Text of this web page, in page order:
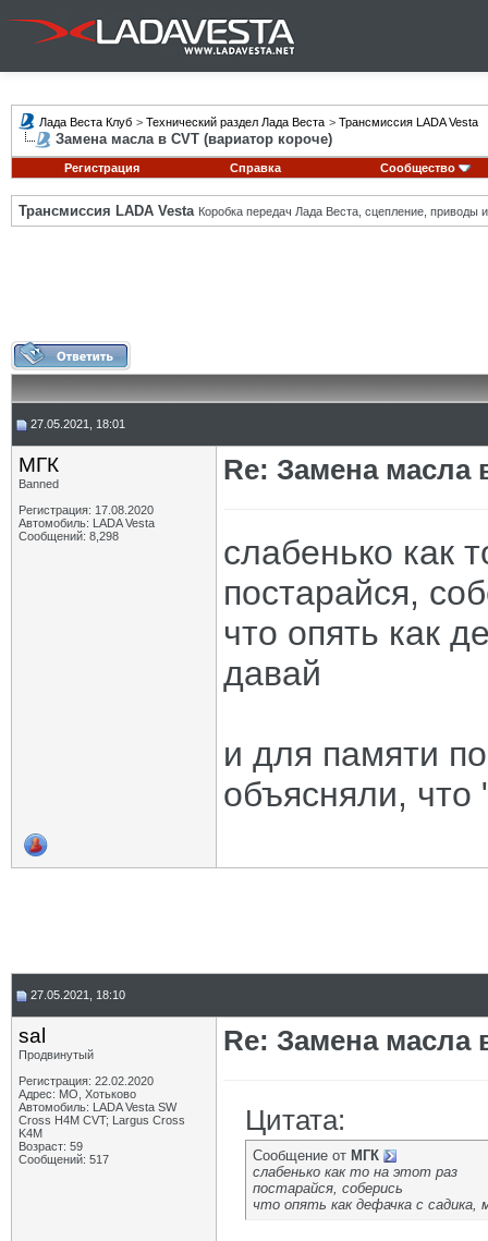
Лада Веста Клуб > Технический раздел Лада Веста > Трансмиссия LADA Vesta
Замена масла в CVT (вариатор короче)
Регистрация Справка Сообщество
Трансмиссия LADA Vesta Коробка передач Лада Веста, сцепление, приводы и
27.05.2021, 18:01
МГК
Banned
Регистрация: 17.08.2020
Автомобиль: LADA Vesta
Сообщений: 8,298
Re: Замена масла
слабенько как
постарайся,
что опять как
давай
и для памяти
объясняли, что
27.05.2021, 18:10
sal
Продвинутый
Регистрация: 22.02.2020
Адрес: МО, Хотьково
Автомобиль: LADA Vesta SW
Cross H4M CVT; Largus Cross
K4M
Возраст: 59
Сообщений: 517
Re: Замена масла
Цитата:
Сообщение от МГК
слабенько как то на этот раз
постарайся, соберись
что опять как дефачка с садика,